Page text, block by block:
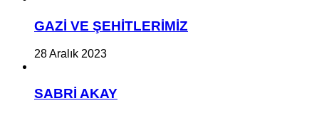
GAZİ VE ŞEHİTLERİMİZ
28 Aralık 2023
SABRİ AKAY